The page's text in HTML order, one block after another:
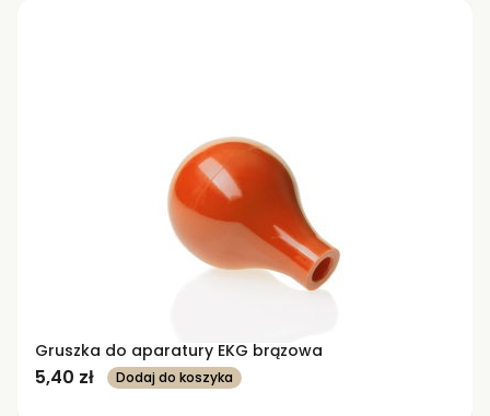
Gruszka do aparatury EKG brązowa
5,40 zł Dodaj do koszyka